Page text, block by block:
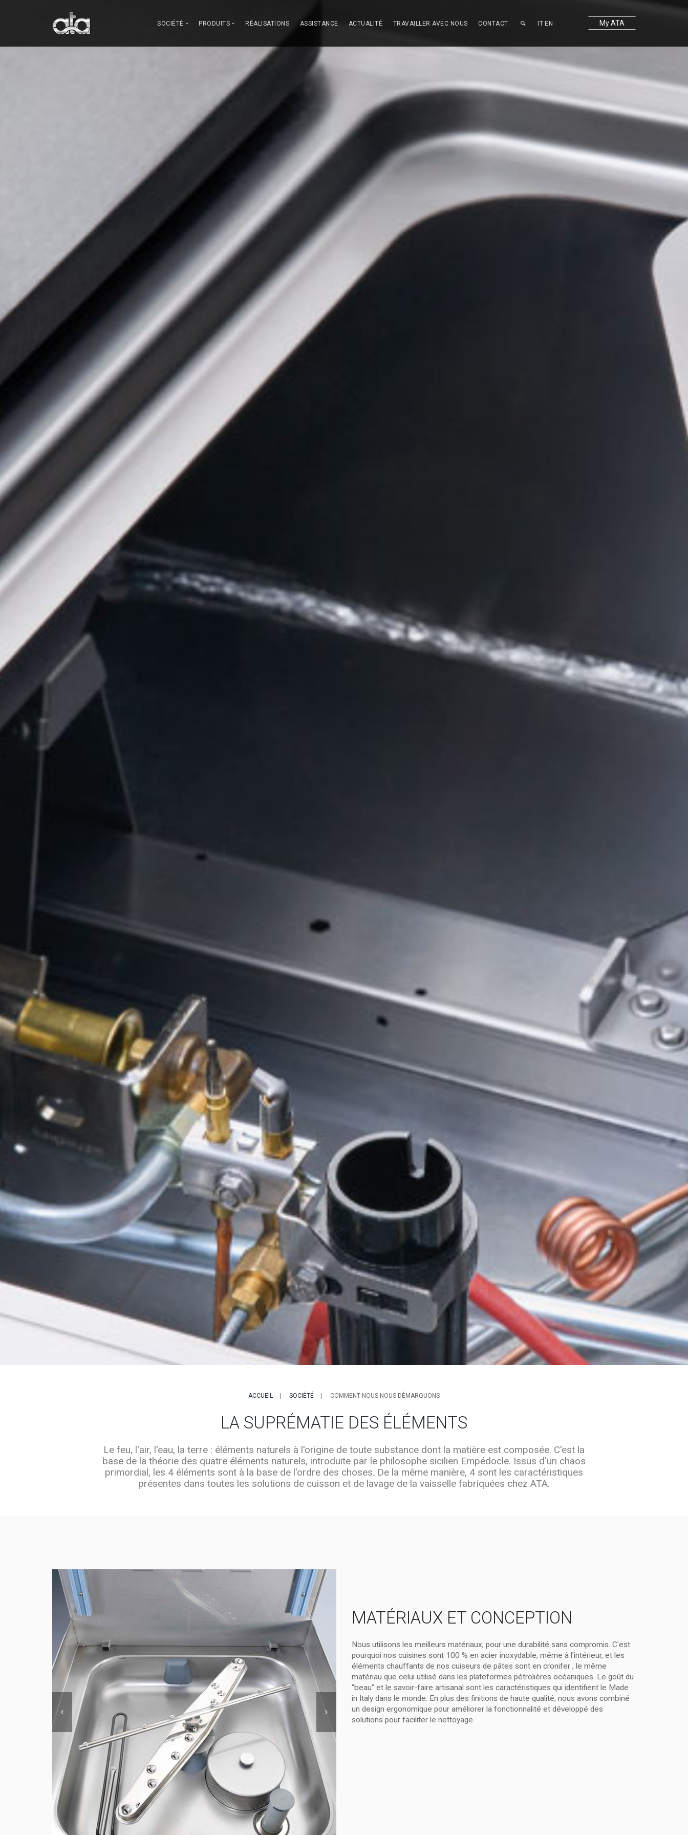
SOCIÉTÉ
Notre fabrication
Comment nous nous démarquons
PRODUITS
Grandes Cuisines
Lave-vaisselle
RÉALISATIONS ASSISTANCE ACTUALITÉ TRAVAILLER AVEC NOUS CONTACT IT EN My ATA
ACCUEIL SOCIÉTÉ COMMENT NOUS NOUS DÉMARQUONS
LA SUPRÉMATIE DES ÉLÉMENTS
Le feu, l'air, l'eau, la terre : éléments naturels à l'origine de toute substance dont la matière est composée. C'est la
base de la théorie des quatre éléments naturels, introduite par le philosophe sicilien Empédocle. Issus d'un chaos
primordial, les 4 éléments sont à la base de l'ordre des choses. De la même manière, 4 sont les caractéristiques
présentes dans toutes les solutions de cuisson et de lavage de la vaisselle fabriquées chez ATA.
MATÉRIAUX ET CONCEPTION
Nous utilisons les meilleurs matériaux, pour une durabilité sans compromis. C'est
pourquoi nos cuisines sont 100 % en acier inoxydable, même à l'intérieur, et les
éléments chauffants de nos cuiseurs de pâtes sont en cronifer , le même
matériau que celui utilisé dans les plateformes pétrolières océaniques. Le goût du
"beau" et le savoir-faire artisanal sont les caractéristiques qui identifient le Made
in Italy dans le monde. En plus des finitions de haute qualité, nous avons combiné
un design ergonomique pour améliorer la fonctionnalité et développé des
solutions pour faciliter le nettoyage.